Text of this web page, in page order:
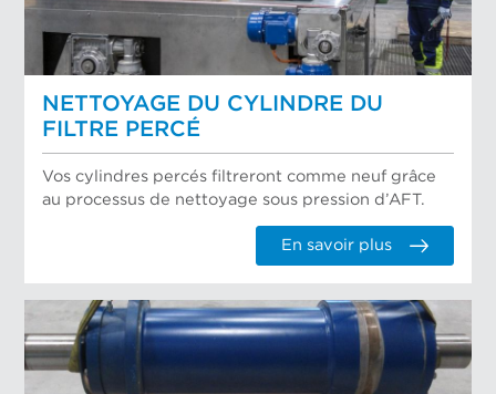
NETTOYAGE DU CYLINDRE DU
FILTRE PERCÉ
Vos cylindres percés filtreront comme neuf grâce
au processus de nettoyage sous pression d’AFT.
En savoir plus